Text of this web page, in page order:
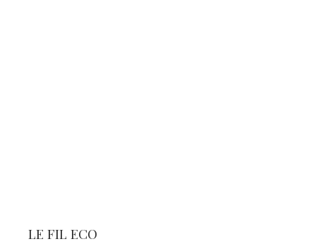
LE FIL ECO